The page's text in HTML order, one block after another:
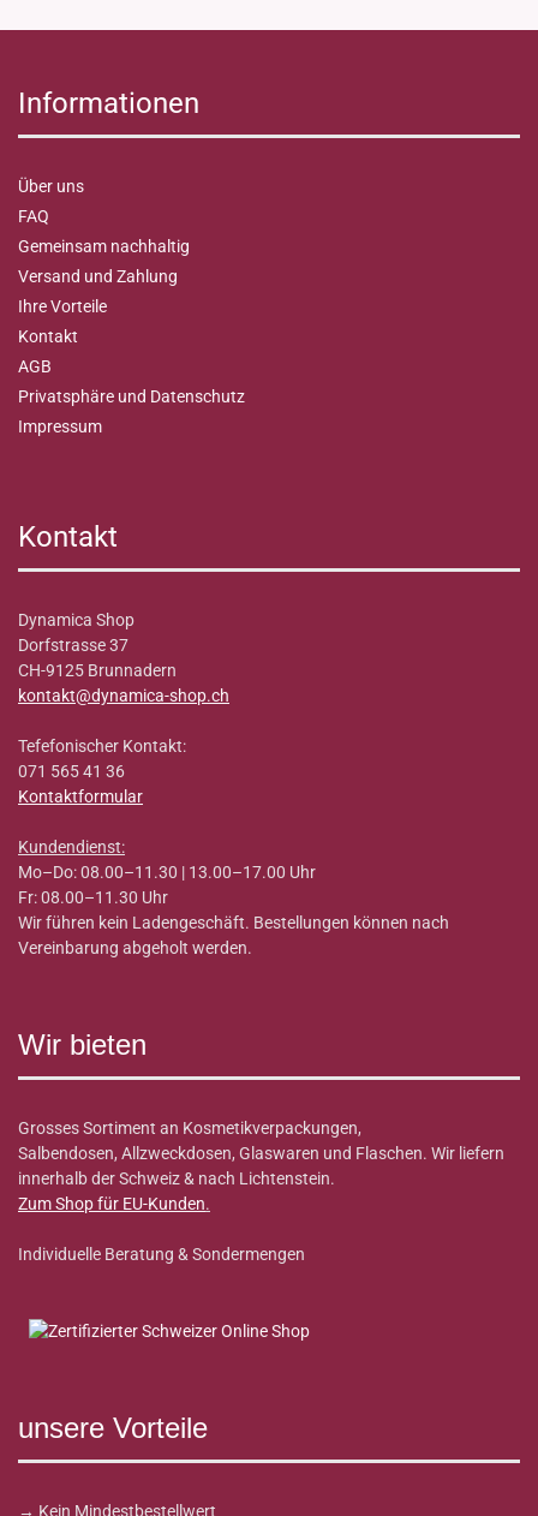
Informationen
Über uns
FAQ
Gemeinsam nachhaltig
Versand und Zahlung
Ihre Vorteile
Kontakt
AGB
Privatsphäre und Datenschutz
Impressum
Kontakt
Dynamica Shop
Dorfstrasse 37
CH-9125 Brunnadern
kontakt@dynamica-shop.ch
Tefefonischer Kontakt:
071 565 41 36
Kontaktformular
Kundendienst:
Mo–Do: 08.00–11.30 | 13.00–17.00 Uhr
Fr: 08.00–11.30 Uhr
Wir führen kein Ladengeschäft. Bestellungen können nach
Vereinbarung abgeholt werden.
Wir bieten
Grosses Sortiment an Kosmetikverpackungen,
Salbendosen, Allzweckdosen, Glaswaren und Flaschen. Wir liefern
innerhalb der Schweiz & nach Lichtenstein.
Zum Shop für EU-Kunden.
Individuelle Beratung & Sondermengen
unsere Vorteile
→ Kein Mindestbestellwert